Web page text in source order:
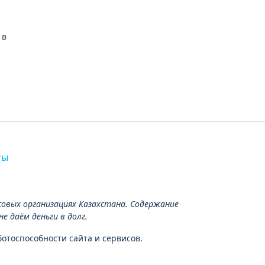
организациях Казахстана. Содержание
даём деньги в долг.
сайта и сервисов.